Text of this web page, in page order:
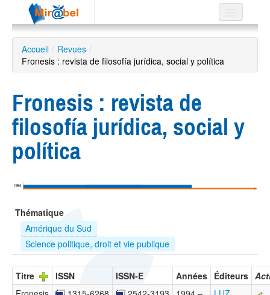
Le réseau
Soutien
Recherche
avancée
ES
?
Accueil / Revues /
Fronesis : revista de filosofía jurídica, social y política
Fronesis : revista de
filosofía jurídica, social y
política
1994
Thématique
Amérique du Sud
Science politique, droit et vie publique
Titre ISSN ISSN-E Années Éditeurs